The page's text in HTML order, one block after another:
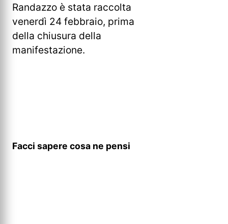
Randazzo è stata raccolta
venerdì 24 febbraio, prima
della chiusura della
manifestazione.
Facci sapere cosa ne pensi